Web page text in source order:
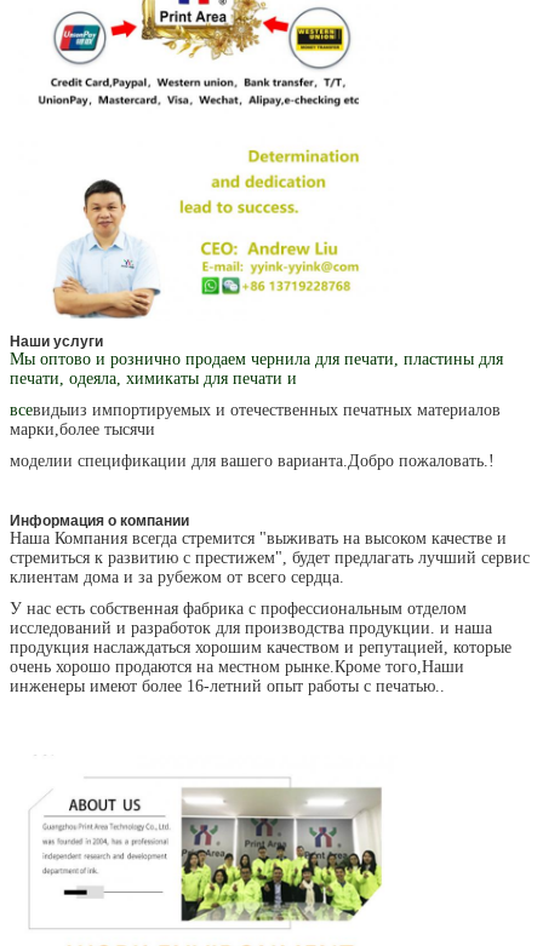
Оставьте сообщение
Мы скоро тебе перезвоним!
Наши услуги
Мы оптово и рознично продаем чернила для печати, пластины для
печати, одеяла, химикаты для печати и
всевидыиз импортируемых и отечественных печатных материалов
марки,более тысячи
моделии спецификации для вашего варианта.Добро пожаловать.!
Информация о компании
Наша Компания всегда стремится "выживать на высоком качестве и
стремиться к развитию с престижем", будет предлагать лучший сервис
клиентам дома и за рубежом от всего сердца.
У нас есть собственная фабрика с профессиональным отделом
исследований и разработок для производства продукции. и наша
продукция наслаждаться хорошим качеством и репутацией, которые
очень хорошо продаются на местном рынке.Кроме того,Наши
инженеры имеют более 16-летний опыт работы с печатью..